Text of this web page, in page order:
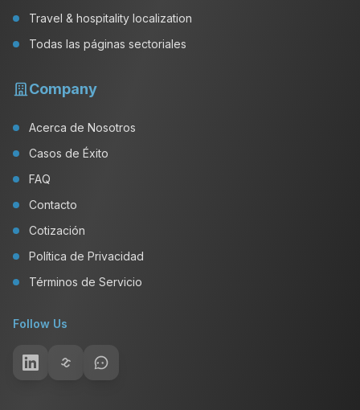
Travel & hospitality localization
Todas las páginas sectoriales
Company
Acerca de Nosotros
Casos de Éxito
FAQ
Contacto
Cotización
Política de Privacidad
Términos de Servicio
Follow Us